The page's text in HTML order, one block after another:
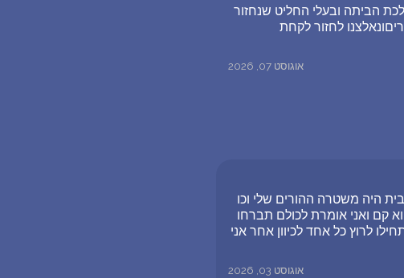
הביתה ובעלי החליט שנחזור
לחזור לקחת
אוגוסט 07, 2026
היה משטרה ההורים שלי וכו
קם ואני אומרת לכולם תברחו
לרוץ כל אחד לכיוון אחר אני
אוגוסט 03, 2026